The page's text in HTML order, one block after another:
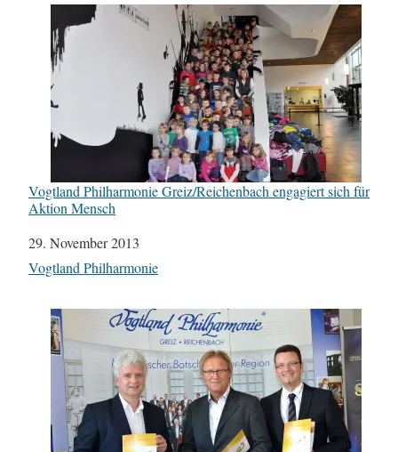
Vogtland Philharmonie Greiz/Reichenbach engagiert sich für
Aktion Mensch
Datum
29. November 2013
In Bezug auf
Vogtland Philharmonie